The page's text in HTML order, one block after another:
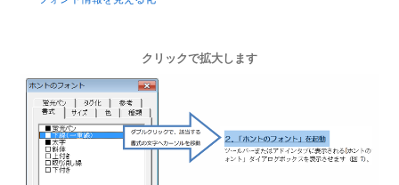
クリックで拡大します